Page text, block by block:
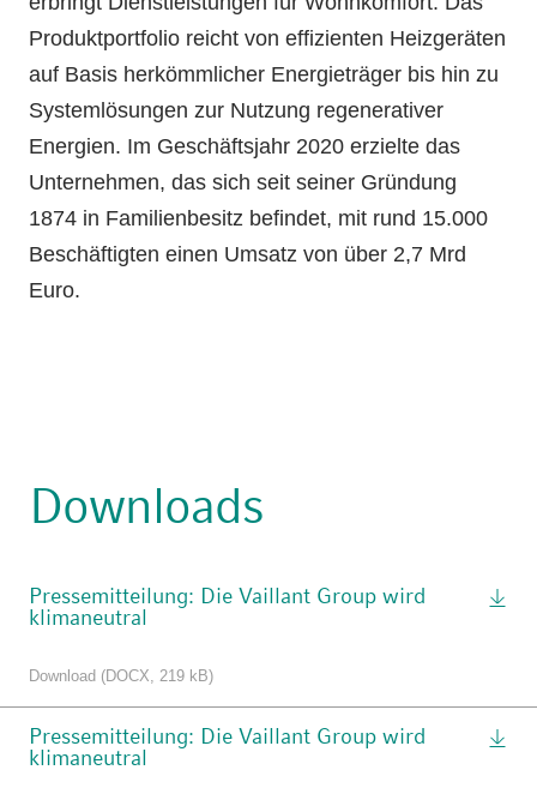
Produktportfolio reicht von effizienten Heizgeräten
auf Basis herkömmlicher Energieträger bis hin zu
Systemlösungen zur Nutzung regenerativer
Energien. Im Geschäftsjahr 2020 erzielte das
Unternehmen, das sich seit seiner Gründung
1874 in Familienbesitz befindet, mit rund 15.000
Beschäftigten einen Umsatz von über 2,7 Mrd
Euro.
Downloads
Pressemitteilung: Die Vaillant Group wird
klimaneutral
Download (DOCX, 219 kB)
Pressemitteilung: Die Vaillant Group wird
klimaneutral